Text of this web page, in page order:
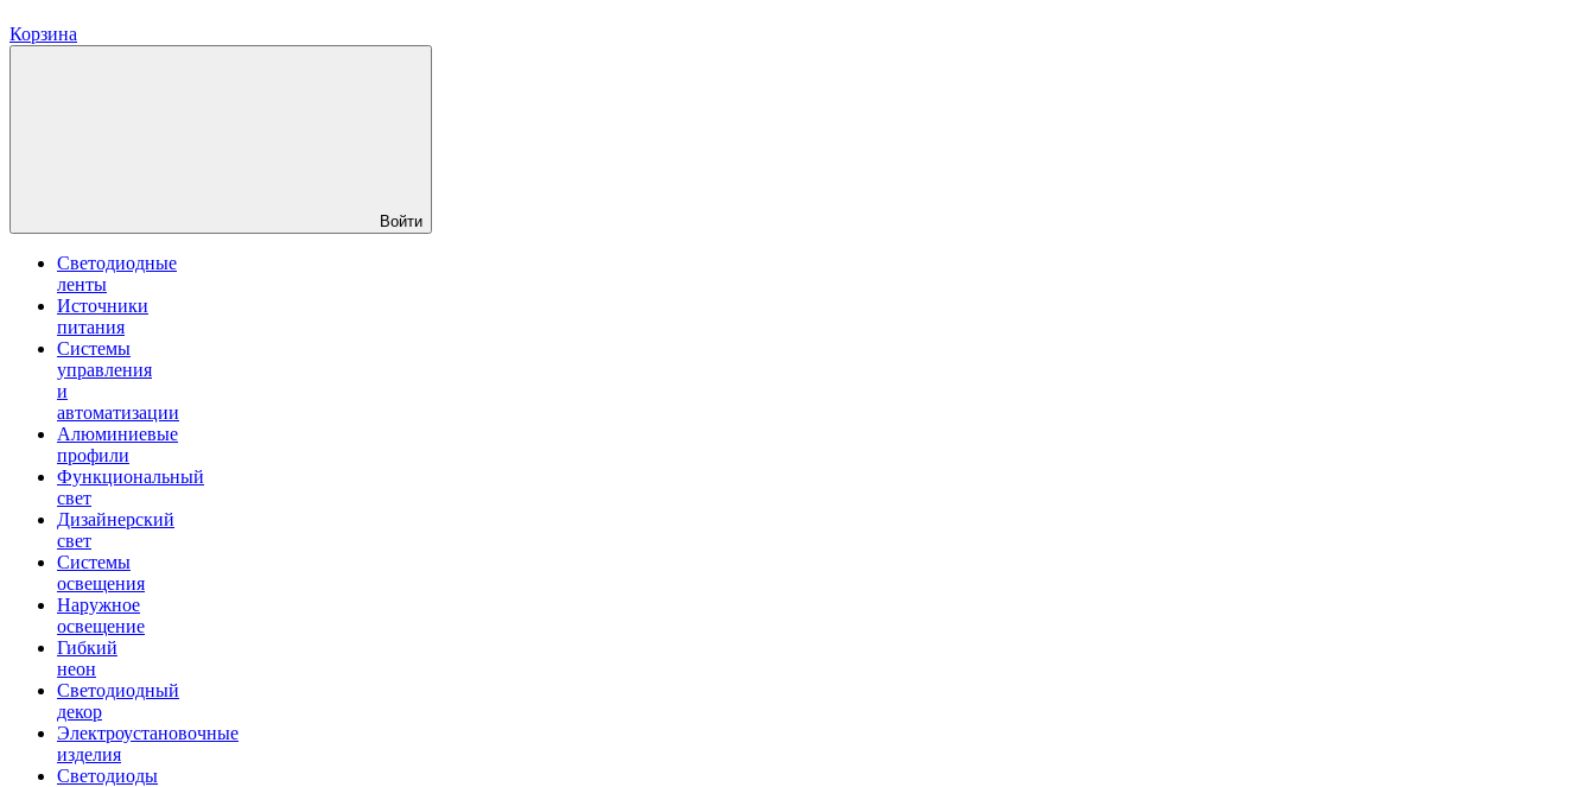
Корзина
Войти
Светодиодные
ленты
Источники
питания
Системы
управления
и
автоматизации
Алюминиевые
профили
Функциональный
свет
Дизайнерский
свет
Системы
освещения
Наружное
освещение
Гибкий
неон
Светодиодный
декор
Электроустановочные
изделия
Светодиоды